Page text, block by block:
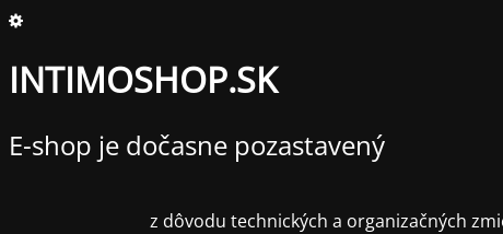
INTIMOSHOP.SK
E-shop je dočasne pozastavený
z dôvodu technických a organizačných